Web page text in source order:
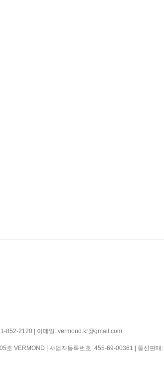
852-2120 | 이메일: vermond.kr@gmail.com
호 VERMOND | 사업자등록번호: 455-69-00361 | 통신판매: